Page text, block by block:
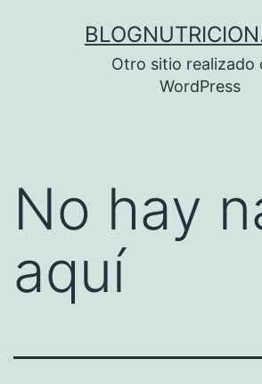
Otro sitio realizado
WordPress
No hay
aquí